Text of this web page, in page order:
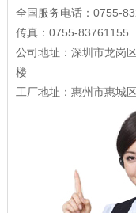
全国服务电话：0755-
传真：0755-83761155
公司地址：深圳市龙岗
楼
工厂地址：惠州市惠城